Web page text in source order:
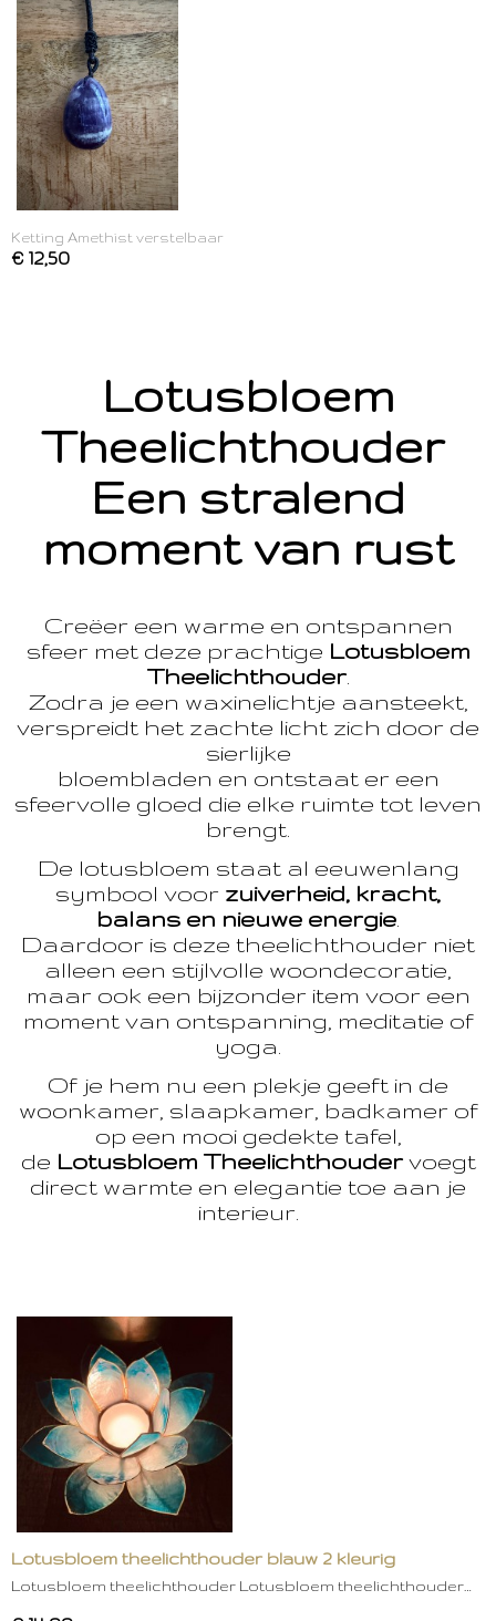
Ketting Amethist verstelbaar
€ 12,50
Lotusbloem
Theelichthouder
Een stralend
moment van rust
Creëer een warme en ontspannen
sfeer met deze prachtige Lotusbloem
Theelichthouder.
Zodra je een waxinelichtje aansteekt,
verspreidt het zachte licht zich door de
sierlijke
bloembladen en ontstaat er een
sfeervolle gloed die elke ruimte tot leven
brengt.
De lotusbloem staat al eeuwenlang
symbool voor zuiverheid, kracht,
balans en nieuwe energie
Daardoor is deze theelichthouder niet
alleen een stijlvolle woondecoratie,
maar ook een bijzonder item voor een
moment van ontspanning, meditatie of
yoga.
Of je hem nu een plekje geeft in de
woonkamer, slaapkamer, badkamer of
op een mooi gedekte tafel,
de Lotusbloem Theelichthoudervoegt
direct warmte en elegantie toe aan je
interieur.
Lotusbloem theelichthouder blauw 2 kleurig
Lotusbloem theelichthouder Lotusbloem theelichthouder…